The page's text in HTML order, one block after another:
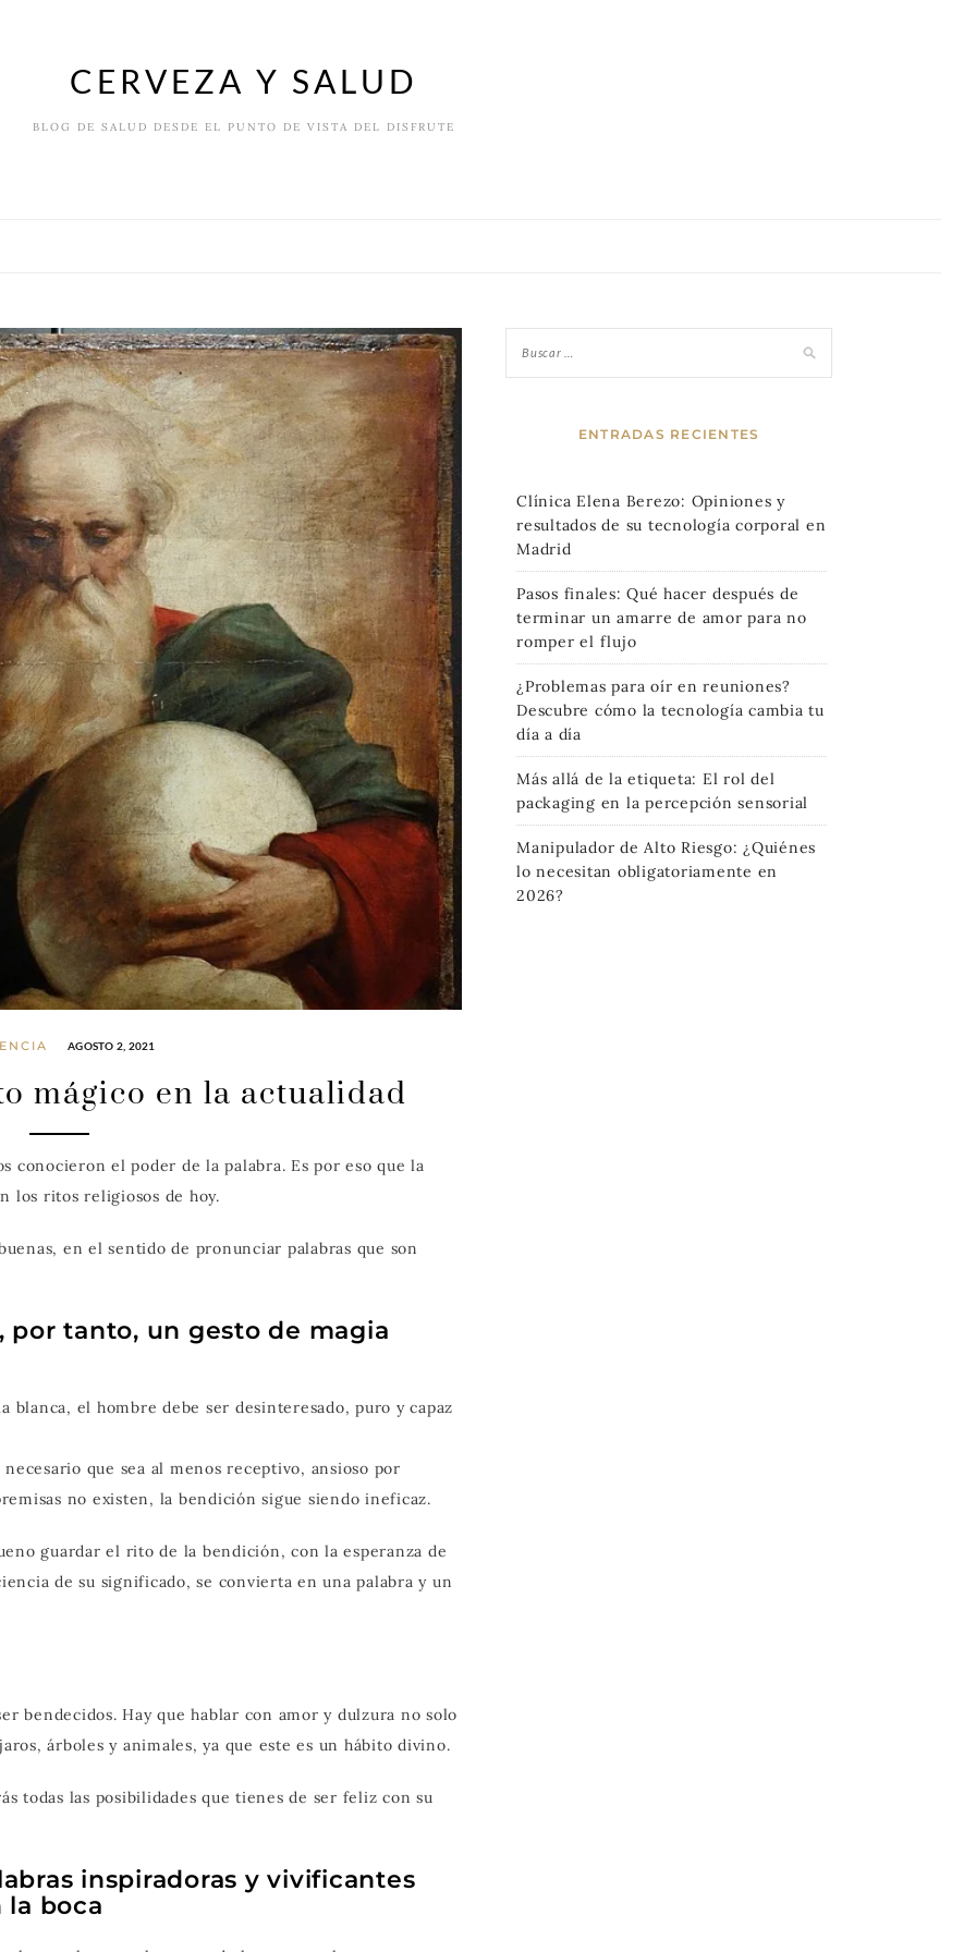
CERVEZA Y SALUD
BLOG DE SALUD DESDE EL PUNTO DE VISTA DEL DISFRUTE
AGOSTO 2, 2021
mágico en la actualidad
conocieron el poder de la palabra. Es por eso que la
los ritos religiosos de hoy.
en el sentido de pronunciar palabras que son
por tanto, un gesto de magia
blanca, el hombre debe ser desinteresado, puro y capaz
que sea al menos receptivo, ansioso por
no existen, la bendición sigue siendo ineficaz.
guardar el rito de la bendición, con la esperanza de
de su significado, se convierta en una palabra y un
bendecidos. Hay que hablar con amor y dulzura no solo
árboles y animales, ya que este es un hábito divino.
todas las posibilidades que tienes de ser feliz con su
inspiradoras y vivificantes
boca
ENTRADAS RECIENTES
Clínica Elena Berezo: Opiniones y
resultados de su tecnología corporal en
Madrid
Pasos finales: Qué hacer después de
terminar un amarre de amor para no
romper el flujo
¿Problemas para oír en reuniones?
Descubre cómo la tecnología cambia tu
día a día
Más allá de la etiqueta: El rol del
packaging en la percepción sensorial
Manipulador de Alto Riesgo: ¿Quiénes
lo necesitan obligatoriamente en
2026?